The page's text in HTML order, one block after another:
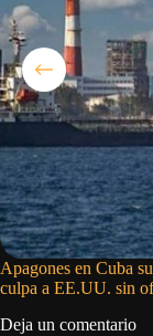
Apagones en Cuba
culpa a EE.UU. sin
Deja un comentario